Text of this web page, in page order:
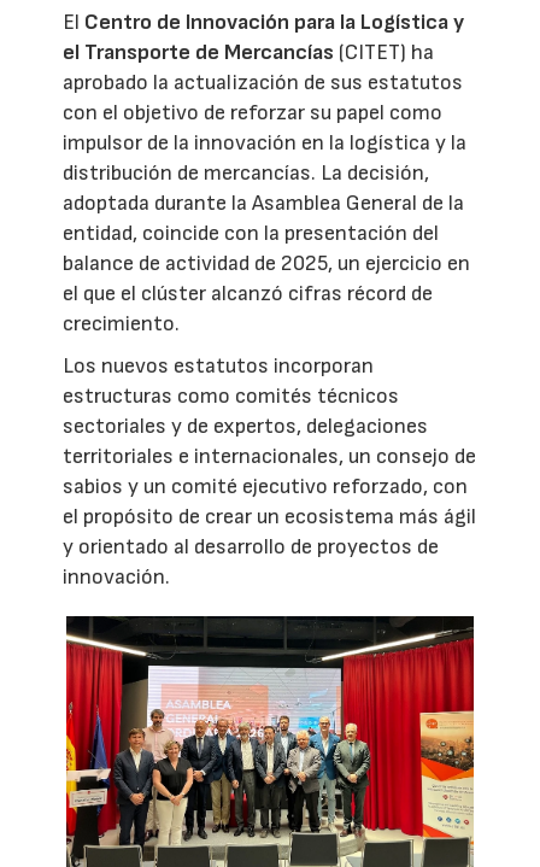
El Centro de Innovación para la Logística y
el Transporte de Mercancías (CITET) ha
aprobado la actualización de sus estatutos
con el objetivo de reforzar su papel como
impulsor de la innovación en la logística y la
distribución de mercancías. La decisión,
adoptada durante la Asamblea General de la
entidad, coincide con la presentación del
balance de actividad de 2025, un ejercicio en
el que el clúster alcanzó cifras récord de
crecimiento.
Los nuevos estatutos incorporan
estructuras como comités técnicos
sectoriales y de expertos, delegaciones
territoriales e internacionales, un consejo de
sabios y un comité ejecutivo reforzado, con
el propósito de crear un ecosistema más ágil
y orientado al desarrollo de proyectos de
innovación.